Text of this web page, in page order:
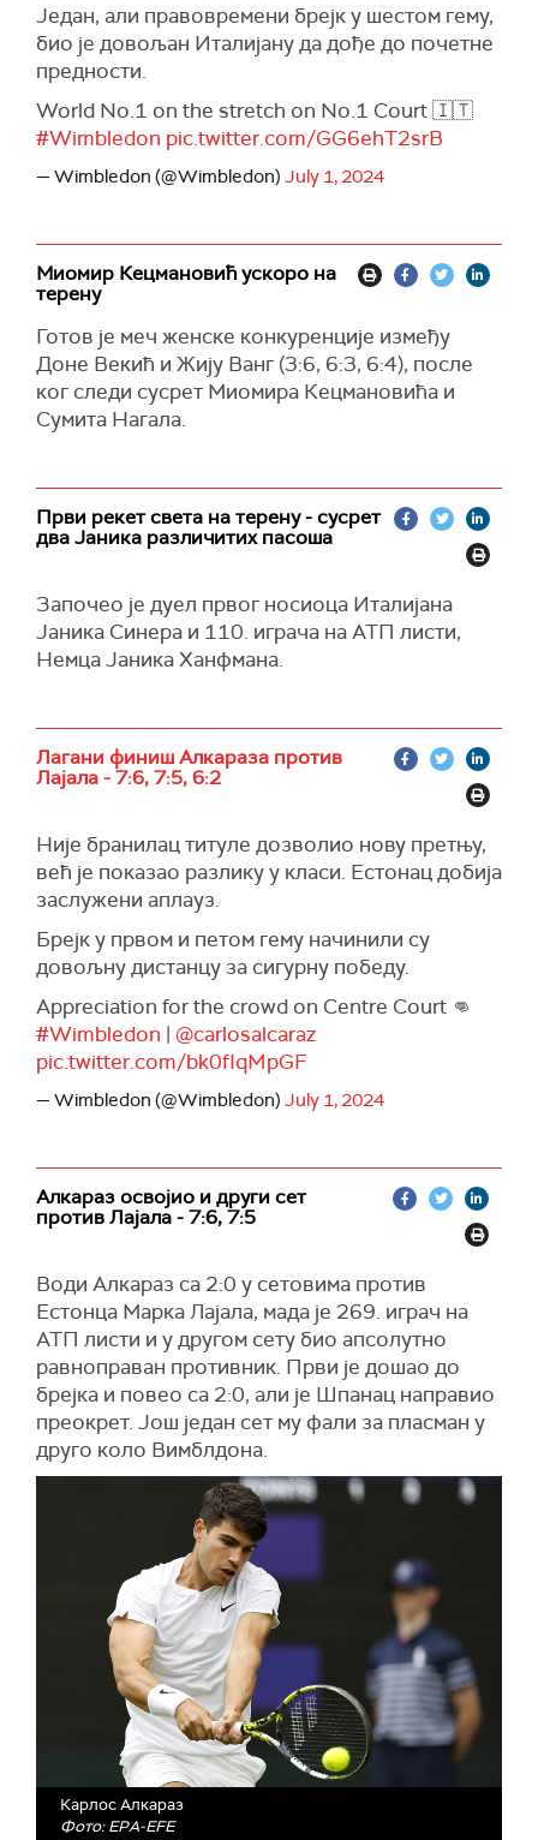
Један, али правовремени брејк у шестом гему,
био је довољан Италијану да дође до почетне
предности.
World No.1 on the stretch on No.1 Court 🇮🇹
#Wimbledon pic.twitter.com/GG6ehT2srB
— Wimbledon (@Wimbledon) July 1, 2024
Миомир Кецмановић ускоро на
терену
Готов је меч женске конкуренције између
Доне Векић и Жију Ванг (3:6, 6:3, 6:4), после
ког следи сусрет Миомира Кецмановића и
Сумита Нагала.
Први рекет света на терену - сусрет
два Јаника различитих пасоша
Започео је дуел првог носиоца Италијана
Јаника Синера и 110. играча на АТП листи,
Немца Јаника Ханфмана.
Лагани финиш Алкараза против
Лајала - 7:6, 7:5, 6:2
Није бранилац титуле дозволио нову претњу,
већ је показао разлику у класи. Естонац добија
заслужени аплауз.
Брејк у првом и петом гему начинили су
довољну дистанцу за сигурну победу.
Appreciation for the crowd on Centre Court 👊
#Wimbledon | @carlosalcaraz
pic.twitter.com/bk0fIqMpGF
— Wimbledon (@Wimbledon) July 1, 2024
Алкараз освојио и други сет
против Лајала - 7:6, 7:5
Води Алкараз са 2:0 у сетовима против
Естонца Марка Лајала, мада је 269. играч на
АТП листи и у другом сету био апсолутно
равноправан противник. Први је дошао до
брејка и повео са 2:0, али је Шпанац направио
преокрет. Још један сет му фали за пласман у
друго коло Вимблдона.
Карлос Алкараз
Фото: EPA-EFE